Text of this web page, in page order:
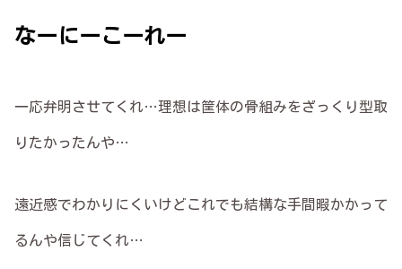
なーにーこーれー
一応弁明させてくれ…理想は筐体の骨組みをざっくり型取
りたかったんや…
遠近感でわかりにくいけどこれでも結構な手間暇かかって
るんや信じてくれ…